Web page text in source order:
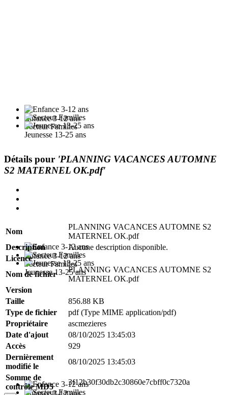
Enfance 3-12 ans
Enfance 3-12 ans
Enfance 3-12 ans
Secteur Familles
Secteur Familles
Jeunesse 13-25 ans
Jeunesse 13-25 ans
Détails pour 'PLANNING VACANCES AUTOMNE
S2 MATERNEL OK.pdf'
Nom
PLANNING VACANCES AUTOMNE S2
MATERNEL OK.pdf
Description
Aucune description disponible.
Licence
Nom de fichier
PLANNING VACANCES AUTOMNE S2
MATERNEL OK.pdf
Version
Taille
856.88 KB
Type de fichier
pdf (Type MIME application/pdf)
Propriétaire
ascmezieres
Date d'ajout
08/10/2025 13:45:03
Accès
929
Dernièrement
modifié le
08/10/2025 13:45:03
Somme de
contrôle MD5
3f12b30f30db2c30860e7cbff0c7320a